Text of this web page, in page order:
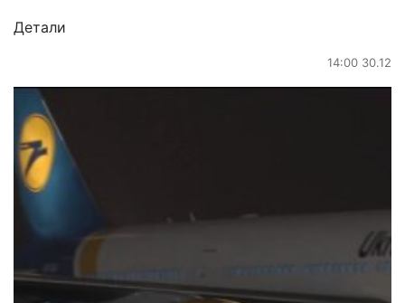
Детали
14:00 30.12